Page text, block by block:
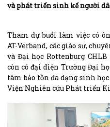
và phát triển sinh kế người
Tham dự buổi làm việc có
AT-Verband, các giáo sư,
và Đại học Rottenburg
còn có đại diện Trường Đại
tâm bảo tồn đa dạng sinh
Viện Nghiên cứu Phát triển